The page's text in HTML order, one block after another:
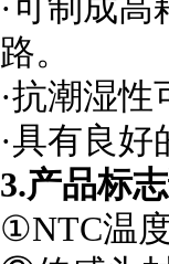
·可制成
路。
·抗潮湿
·具有良
3.产品标
①NTC温